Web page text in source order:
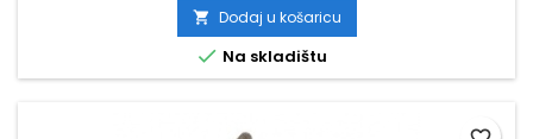
 Dodaj u košaricu
 Na skladištu